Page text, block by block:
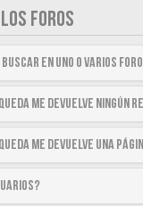
FOROS
buscar en uno o varios
me devuelve ningún
me devuelve una